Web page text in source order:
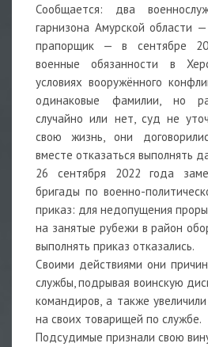
Сообщается: два
гарнизона Амурской области
прапорщик — в сентябре
военные обязанности в
условиях вооружённого
одинаковые фамилии, но
случайно или нет, суд не
свою жизнь, они
вместе отказаться выполнять
26 сентября 2022 года
бригады по военно-
приказ: для недопущения
на занятые рубежи в район
выполнять приказ отказались.
Своими действиями они
службы, подрывая воинскую
командиров, а также
на своих товарищей по службе.
Подсудимые признали свою